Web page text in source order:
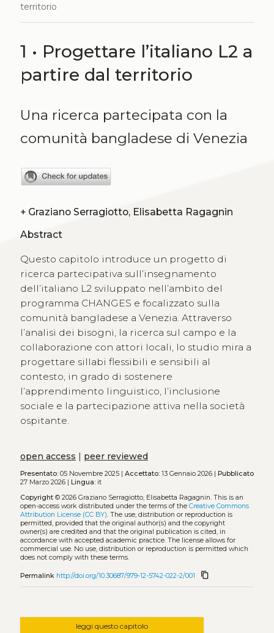
territorio
1 • Progettare l’italiano L2 a
partire dal territorio
Una ricerca partecipata con la
comunità bangladese di Venezia
+
Graziano Serragiotto, Elisabetta Ragagnin
Abstract
Questo capitolo introduce un progetto di
ricerca partecipativa sull’insegnamento
dell’italiano L2 sviluppato nell’ambito del
programma CHANGES e focalizzato sulla
comunità bangladese a Venezia. Attraverso
l’analisi dei bisogni, la ricerca sul campo e la
collaborazione con attori locali, lo studio mira a
progettare sillabi flessibili e sensibili al
contesto, in grado di sostenere
l’apprendimento linguistico, l’inclusione
sociale e la partecipazione attiva nella società
ospitante.
open access | peer reviewed
Presentato:05 Novembre 2025 | Accettato:13 Gennaio 2026 | Pubblicato
27 Marzo 2026 | Lingua:it
Copyright© 2026 Graziano Serragiotto, Elisabetta Ragagnin. This is an
open-access work distributed under the terms of the Creative Commons
Attribution License (CC BY). The use, distribution or reproduction is
permitted, provided that the original author(s) and the copyright
owner(s) are credited and that the original publication is cited, in
accordance with accepted academic practice. The license allows for
commercial use. No use, distribution or reproduction is permitted which
does not comply with these terms.
Permalink http://doi.org/10.30687/979-12-5742-022-2/001 content_copy
leggi questo capitolo